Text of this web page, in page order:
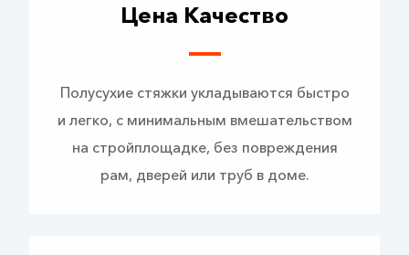
Цена Качество
Полусухие стяжки укладываются быстро
и легко, с минимальным вмешательством
на стройплощадке, без повреждения
рам, дверей или труб в доме.